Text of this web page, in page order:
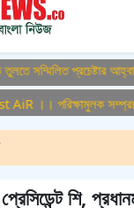
প্রচেষ্টার আহ্বান
পরিক্ষামুলক সম্প্রচার
শি,